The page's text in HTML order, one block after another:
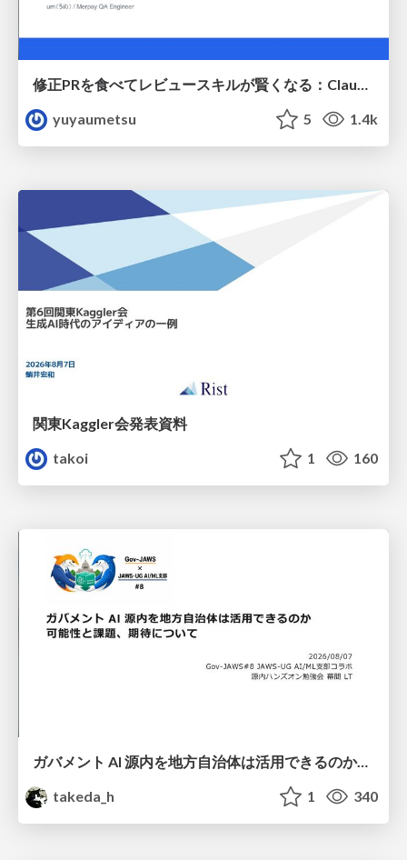
修正PRを食べてレビュースキルが賢くなる：Claude Codeによる自己改善サイクル
yuyaumetsu
5 1.4k
関東Kaggler会発表資料
takoi
1 160
ガバメント AI 源内を地方自治体は活用できるのか 可能性と課題、期待について
takeda_h
1 340